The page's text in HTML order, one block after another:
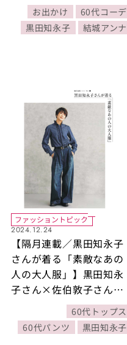
に公開された記事の人気
ランキングをご紹介！
お出かけ
60代コーデ
黒田知永子
結城アンナ
ファッショントピック
2024.12.24
【隔月連載／黒⽥知永⼦
さんが着る「素敵なあの
⼈の⼤⼈服」】黒田知永
子さん×佐伯敦子さんが
大人のデニムスタイルに
ついて対談
60代トップス
60代パンツ
黒田知永子